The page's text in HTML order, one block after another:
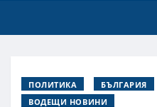
ПОЛИТИКА БЪЛГАРИЯ
ВОДЕЩИ НОВИНИ